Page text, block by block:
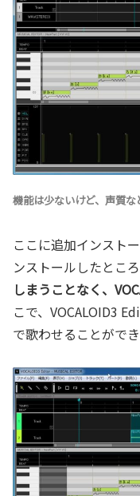
機能は少ないけど、声質
ここに追加インスト
ンストールしたところ
しまうことなく、
こで、VOCALOID3
で歌わせることができ